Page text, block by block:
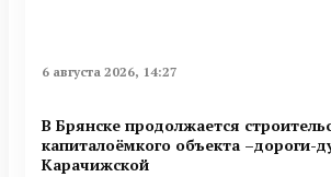
6 августа 2026, 14:27
В Брянске продолжается
капиталоёмкого объекта –дороги-
Карачижской